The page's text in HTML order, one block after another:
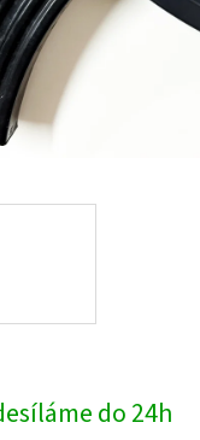
do 24h